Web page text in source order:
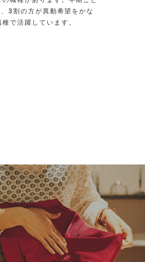
3割の方が異動希望をかな
で活躍しています。